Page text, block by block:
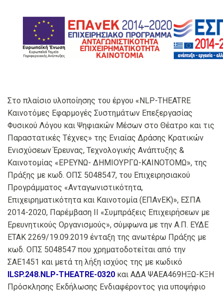
Στο πλαίσιο υλοποίησης του έργου «NLP-THEATRE
Καινοτόμες Εφαρμογές Συστημάτων Επεξεργασίας
Φυσικού Λόγου και Ψηφιακών Μέσων στο Θέατρο και τις
Παραστατικές Τέχνες» της Ενιαίας Δράσης Κρατικών
Ενισχύσεων Έρευνας, Τεχνολογικής Ανάπτυξης &
Καινοτομίας «ΕΡΕΥΝΩ- ΔΗΜΙΟΥΡΓΩ-ΚΑΙΝΟΤΟΜΩ», της
Πράξης με κωδ. ΟΠΣ 5048547, του Επιχειρησιακού
Προγράμματος «Ανταγωνιστικότητα,
Επιχειρηματικότητα και Καινοτομία (ΕΠΑνΕΚ)», ΕΣΠΑ
2014-2020, Παρέμβαση ΙΙ «Συμπράξεις Επιχειρήσεων με
Ερευνητικούς Οργανισμούς», σύμφωνα με την Α.Π. ΕΥΔΕ
ΕΤΑΚ 2269/19.09.2019 ένταξη της ανωτέρω Πράξης με
κωδ. ΟΠΣ 5048547 που χρηματοδοτείται από την
ΣΑΕ1451 και μετά τη λήξη ισχύος της με κωδικό
ILSP.248.NLP-THEATRE-0320 και ΑΔΑ ΨΑΕΑ469ΗΞΩ-ΚΞΗ
Πρόσκλησης Εκδήλωσης Ενδιαφέροντος για υποψήφιο